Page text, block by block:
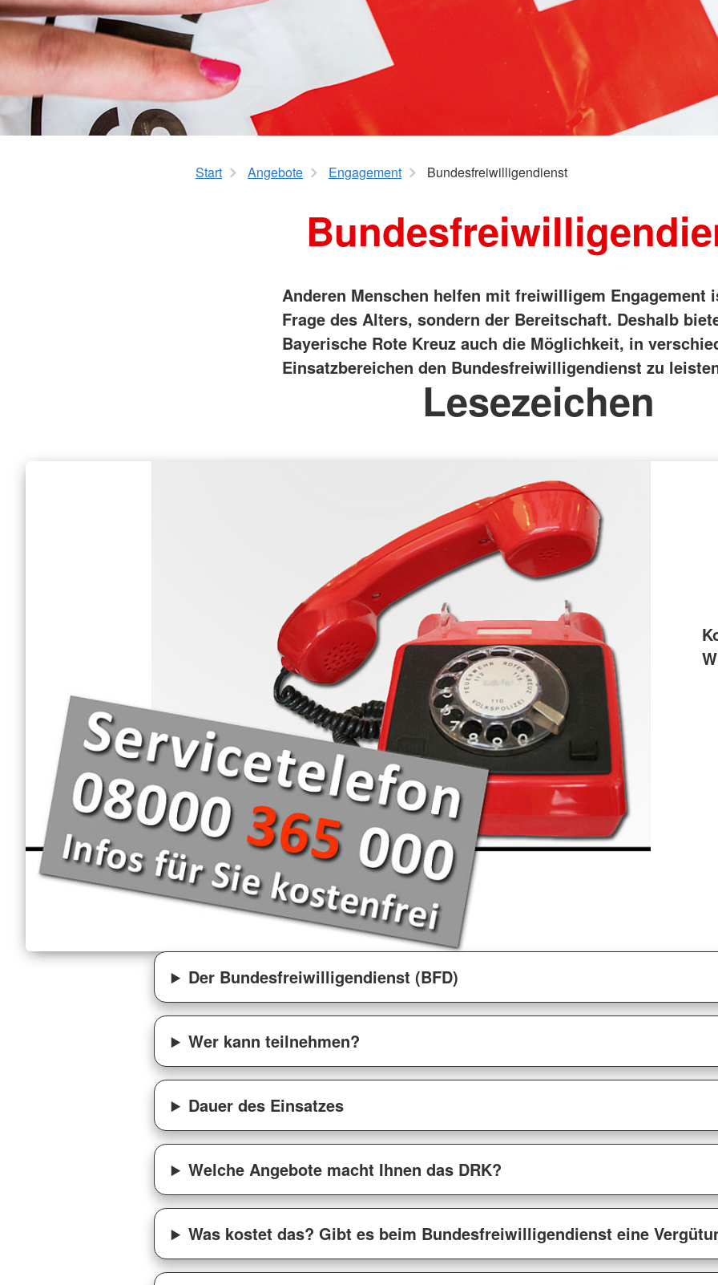
Start Angebote Engagement Bundesfreiwilligendienst
Anderen Menschen helfen mit freiwilligem Engagement
Frage des Alters, sondern der Bereitschaft. Deshalb
Bayerische Rote Kreuz auch die Möglichkeit, in
Einsatzbereichen den Bundesfreiwilligendienst zu
Lesezeichen
Der Bundesfreiwilligendienst (BFD)
Wer kann teilnehmen?
Dauer des Einsatzes
Welche Angebote macht Ihnen das DRK?
Was kostet das? Gibt es beim Bundesfreiwilligendienst eine